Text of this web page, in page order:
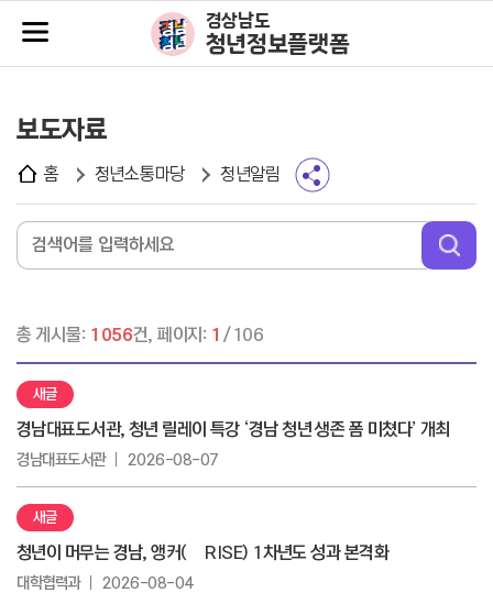
주메뉴바로가기
본문바로가기
경상남도
청년정보플랫폼
보도자료
홈 청년소통마당 청년알림
총 게시물: 1056건, 페이지: 1 /106
새글
경남대표도서관, 청년 릴레이 특강 ‘경남 청년 생존 폼 미쳤다’ 개최
경남대표도서관 2026-08-07
새글
청년이 머무는 경남, 앵커(舊 RISE) 1차년도 성과 본격화
대학협력과 2026-08-04